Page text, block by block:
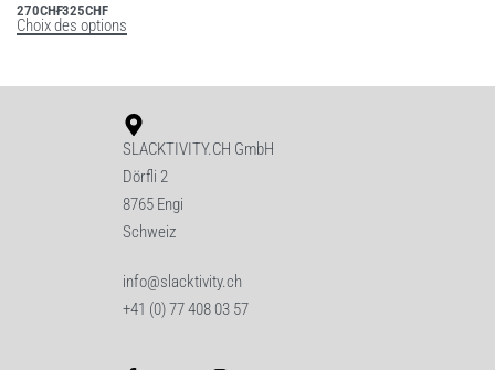
270CHF325CHF
Choix des options
SLACKTIVITY.CH GmbH
Dörfli 2
8765 Engi
Schweiz
info@slacktivity.ch
+41 (0) 77 408 03 57